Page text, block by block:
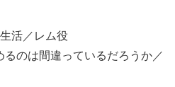
活／レム役
るのは間違っているだろうか／